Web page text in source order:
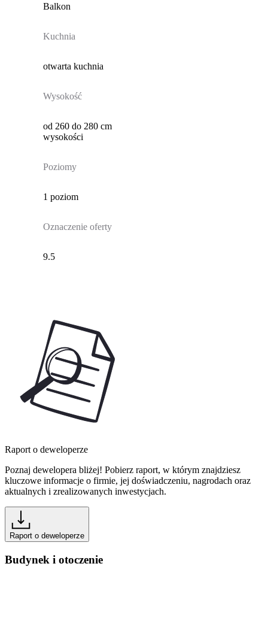
Balkon
Kuchnia
otwarta kuchnia
Wysokość
od 260 do 280 cm
wysokości
Poziomy
1 poziom
Oznaczenie oferty
9.5
Raport o deweloperze
Poznaj dewelopera bliżej! Pobierz raport, w którym znajdziesz
kluczowe informacje o firmie, jej doświadczeniu, nagrodach oraz
aktualnych i zrealizowanych inwestycjach.
Raport o deweloperze
Budynek i otoczenie